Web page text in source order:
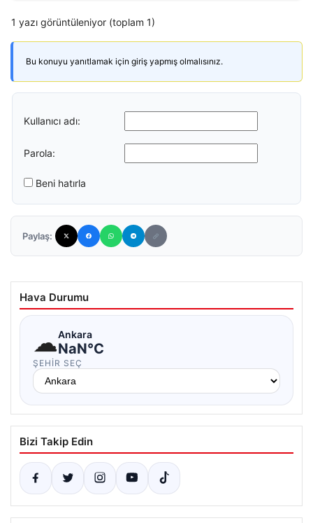
1 yazı görüntüleniyor (toplam 1)
Bu konuyu yanıtlamak için giriş yapmış olmalısınız.
Kullanıcı adı:
Parola:
Beni hatırla
Paylaş:
Hava Durumu
☁Ankara
NaN°C
ŞEHIR SEÇ
Bizi Takip Edin